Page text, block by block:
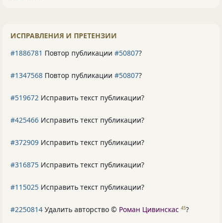
ИСПРАВЛЕНИЯ И ПРЕТЕНЗИИ
#1886781 Повтор публикации #50807?
#1347568 Повтор публикации #50807?
#519672 Исправить текст публикации?
#425466 Исправить текст публикации?
#372909 Исправить текст публикации?
#316875 Исправить текст публикации?
#115025 Исправить текст публикации?
#2250814 Удалить авторство © Роман Цивинскас 45?